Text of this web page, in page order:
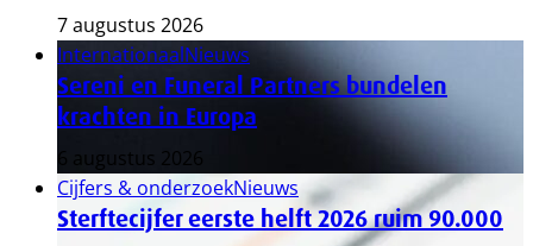
7 augustus 2026
InternationaalNieuws
Sereni en Funeral Partners bundelen
krachten in Europa
6 augustus 2026
Cijfers & onderzoekNieuws
Sterftecijfer eerste helft 2026 ruim 90.000